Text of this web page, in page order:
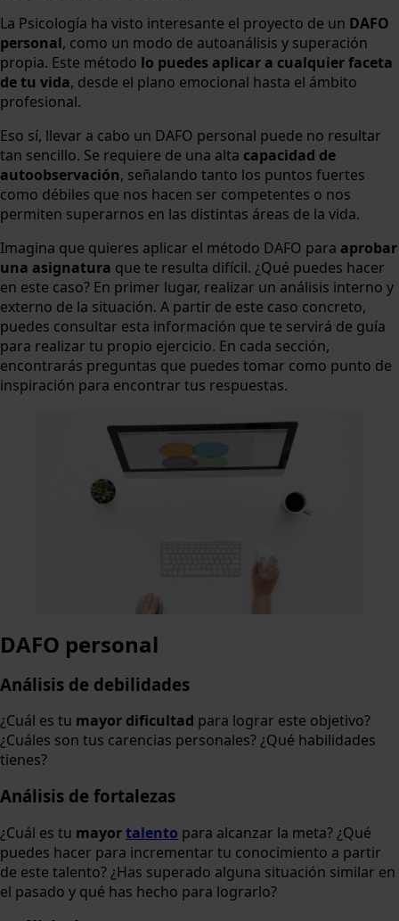
La Psicología ha visto interesante el proyecto de un DAFO
personal, como un modo de autoanálisis y superación
propia. Este método lo puedes aplicar a cualquier faceta
de tu vida, desde el plano emocional hasta el ámbito
profesional.
Eso sí, llevar a cabo un DAFO personal puede no resultar
tan sencillo. Se requiere de una alta capacidad de
autoobservación, señalando tanto los puntos fuertes
como débiles que nos hacen ser competentes o nos
permiten superarnos en las distintas áreas de la vida.
Imagina que quieres aplicar el método DAFO para aprobar
una asignatura que te resulta difícil. ¿Qué puedes hacer
en este caso? En primer lugar, realizar un análisis interno y
externo de la situación. A partir de este caso concreto,
puedes consultar esta información que te servirá de guía
para realizar tu propio ejercicio. En cada sección,
encontrarás preguntas que puedes tomar como punto de
inspiración para encontrar tus respuestas.
DAFO personal
Análisis de debilidades
¿Cuál es tu mayor dificultad para lograr este objetivo?
¿Cuáles son tus carencias personales? ¿Qué habilidades
tienes?
Análisis de fortalezas
¿Cuál es tu mayortalento para alcanzar la meta? ¿Qué
puedes hacer para incrementar tu conocimiento a partir
de este talento? ¿Has superado alguna situación similar en
el pasado y qué has hecho para lograrlo?